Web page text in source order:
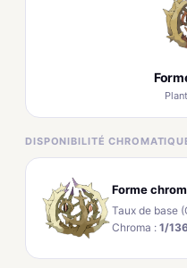
DISPONIBILITÉ
Forme
Taux de base
Chroma : 1/